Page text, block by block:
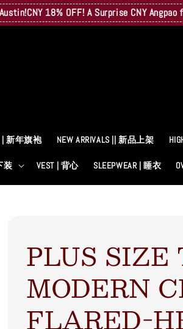
CNY 18% OFF! A Surprise CNY Angpao for
| 新年旗袍 NEW ARRIVALS || 新品上架
装 VEST | 背心 SLEEPWEAR | 睡衣
PLUS SIZE
MODERN
FLARED-